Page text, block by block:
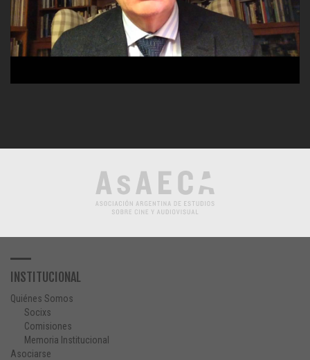
INSTITUCIONAL
Quiénes Somos
Socixs
Comisiones
Memoria Institucional
Asociarse